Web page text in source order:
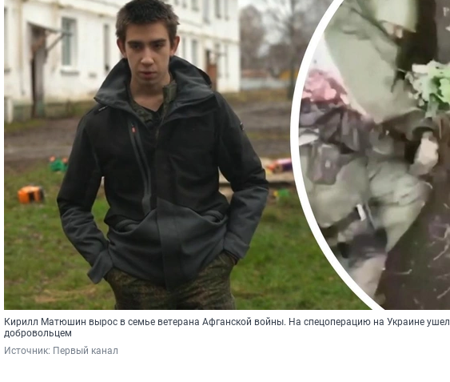
Кирилл Матюшин вырос в семье ветерана Афганской войны. На спецоперацию на Украине ушел
добровольцем
Источник: Первый канал